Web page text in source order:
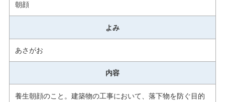
朝顔
よみ
あさがお
内容
養生朝顔のこと。建築物の工事において、落下物を防ぐ目的